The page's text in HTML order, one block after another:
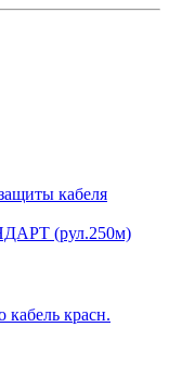
кабеля
(рул.250м)
красн.